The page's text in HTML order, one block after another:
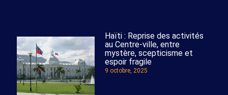
Haïti : Reprise des activités
au Centre-ville, entre
mystère, scepticisme et
espoir fragile
9 octobre, 2025